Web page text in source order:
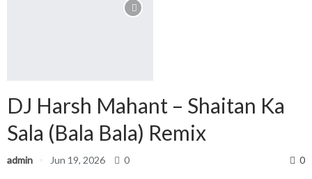
DJ Harsh Mahant – Shaitan Ka
Sala (Bala Bala) Remix
admin Jun 19, 2026 0 0